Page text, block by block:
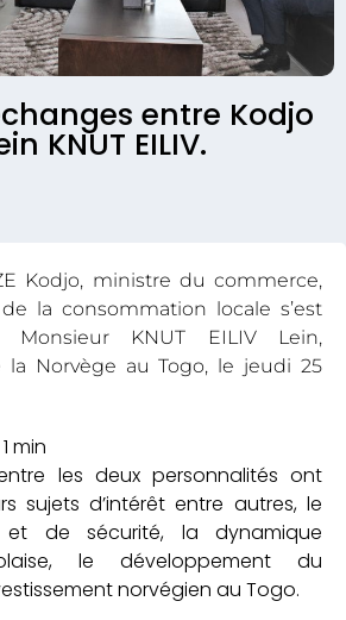
entre Kodjo
KNUT EILIV.
Kodjo, ministre du commerce,
la consommation locale s’est
Monsieur KNUT EILIV Lein,
la Norvège au Togo, le jeudi 25
les deux personnalités ont
sujets d’intérêt entre autres, le
de sécurité, la dynamique
le développement du
norvégien au Togo.